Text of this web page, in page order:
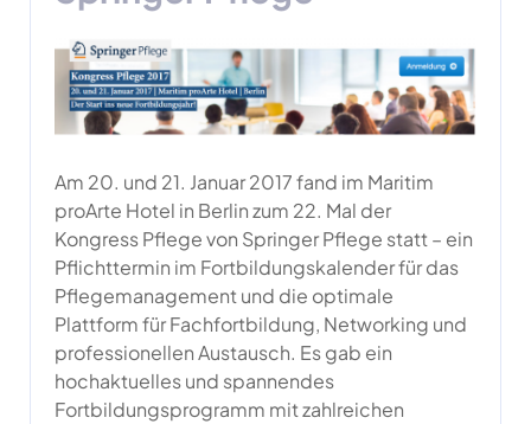
Am 20. und 21. Januar 2017 fand im Maritim
proArte Hotel in Berlin zum 22. Mal der
Kongress Pflege von Springer Pflege statt – ein
Pflichttermin im Fortbildungskalender für das
Pflegemanagement und die optimale
Plattform für Fachfortbildung, Networking und
professionellen Austausch. Es gab ein
hochaktuelles und spannendes
Fortbildungsprogramm mit zahlreichen